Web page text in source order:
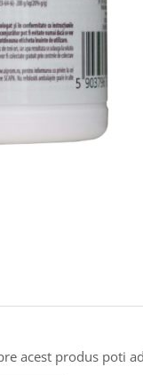
acest produs poti